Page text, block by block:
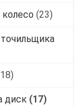
(23)
диск (17)